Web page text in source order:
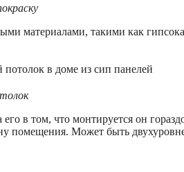
материалами, такими как
в том, что монтируется он
помещения. Может быть